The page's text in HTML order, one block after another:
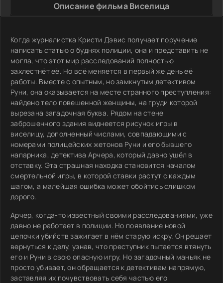
Описание фильма Виселица
Когда журналистка Кристи Дэвис получает поручение
написать статью о буднях полиции, она и представить не
могла, что этот мир расследований полностью
захлестнёт её. Но всё меняется в первый же день её
работы. Вместе с опытным, но замкнутым детективом
Руни, она оказывается на месте странного преступления:
найдено тело повешенной женщины, на груди которой
вырезана загадочная буква. Рядом на стене
заброшенного здания виднеется рисунок игры в
виселицу, дополненный числами, совпадающими с
номерами полицейских жетонов Руни и его бывшего
напарника, детектива Арчера, который давно ушёл в
отставку. Эта страшная находка становится началом
смертельной игры, в которой ставки растут с каждым
шагом, а малейшая ошибка может обойтись слишком
дорого.
Арчер, когда-то известный своими расследованиями, уже
давно не работает в полиции. Но появление новой
цепочки убийств зажигает в нём старую искру. Он решает
вернуться к делу, узнав, что преступник пытается втянуть
его и Руни в свою опасную игру. Но загадочный маньяк не
просто убивает, он обращается к детективам напрямую,
заставляя их почувствовать себя частью его